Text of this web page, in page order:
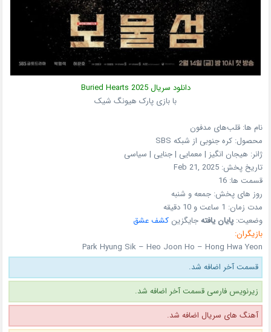
دانلود سریالBuried Hearts 2025
با بازی پارک هیونگ شیک
نام ها: قلب‌های مدفون
محصول:کره جنوبی از شبکه SBS
ژانر: هیجان انگیز | معمایی | جنایی | سیاسی
تاریخ پخش:Feb 21, 2025
قسمت ها:16
روز های پخش:جمعه و شنبه
مدت زمان: 1 ساعت و 10 دقیقه
وضعیت:پایان یافتهجایگزینکشف عشق
بازیگران:
Park Hyung Sik – Heo Joon Ho – Hong Hwa Yeon
قسمت آخر اضافه شد.
زیرنویس فارسی قسمت آخر اضافه شد.
آهنگ های سریال اضافه شد.